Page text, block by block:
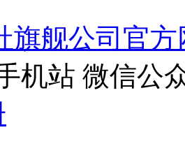
旗舰公司官方
机站 微信公